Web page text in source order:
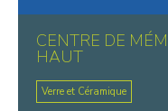
CENTRE DE
HAUT
Verre et Céramique